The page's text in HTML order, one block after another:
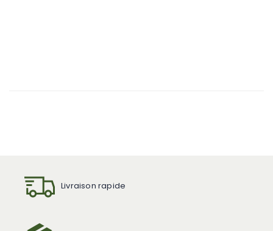
Livraison rapide